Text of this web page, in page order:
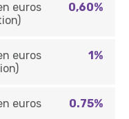
euros
0,60%
euros
1%
euros
0.75%